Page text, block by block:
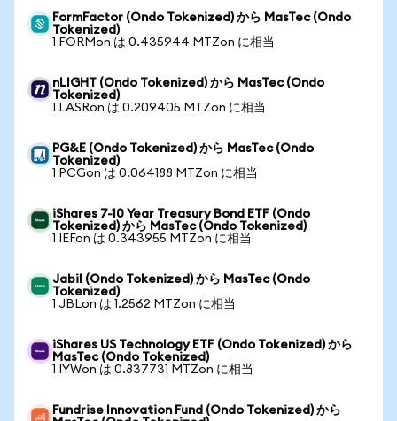
FormFactor (Ondo Tokenized) から MasTec (Ondo
Tokenized)
1 FORMon は 0.435944 MTZon に相当
nLIGHT (Ondo Tokenized) から MasTec (Ondo
Tokenized)
1 LASRon は 0.209405 MTZon に相当
PG&E (Ondo Tokenized) から MasTec (Ondo
Tokenized)
1 PCGon は 0.064188 MTZon に相当
iShares 7-10 Year Treasury Bond ETF (Ondo
Tokenized) から MasTec (Ondo Tokenized)
1 IEFon は 0.343955 MTZon に相当
Jabil (Ondo Tokenized) から MasTec (Ondo
Tokenized)
1 JBLon は 1.2562 MTZon に相当
iShares US Technology ETF (Ondo Tokenized) から
MasTec (Ondo Tokenized)
1 IYWon は 0.837731 MTZon に相当
Fundrise Innovation Fund (Ondo Tokenized) から